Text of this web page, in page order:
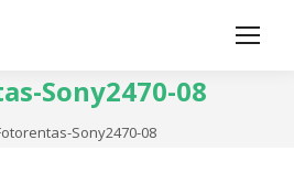
Sony2470-08
Sony2470-08